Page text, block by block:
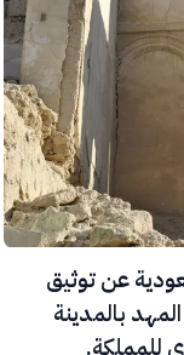
عن توثيق
بالمدينة
للمملكة.